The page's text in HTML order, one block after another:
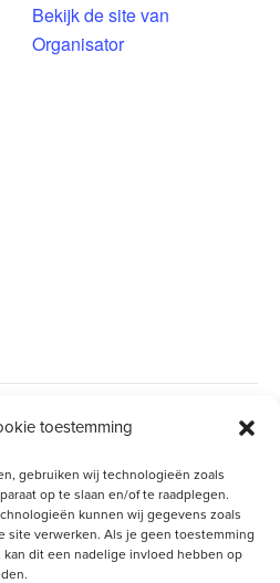
toestemming
gebruiken wij technologieën zoals
op te slaan en/of te raadplegen.
kunnen wij gegevens zoals
site verwerken. Als je geen toestemming
dit een nadelige invloed hebben op
Bekijk de site van
Organisator
2026 Sing-in 18 juni